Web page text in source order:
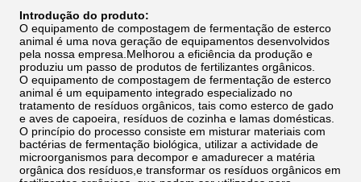
Introdução do produto:
O equipamento de compostagem de fermentação de esterco
animal é uma nova geração de equipamentos desenvolvidos
pela nossa empresa.Melhorou a eficiência da produção e
produziu um passo de produtos de fertilizantes orgânicos.
O equipamento de compostagem de fermentação de esterco
animal é um equipamento integrado especializado no
tratamento de resíduos orgânicos, tais como esterco de gado
e aves de capoeira, resíduos de cozinha e lamas domésticas.
O princípio do processo consiste em misturar materiais com
bactérias de fermentação biológica, utilizar a actividade de
microorganismos para decompor e amadurecer a matéria
orgânica dos resíduos,e transformar os resíduos orgânicos em